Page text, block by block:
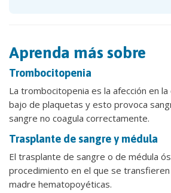
Aprenda más sobre
Trombocitopenia
La trombocitopenia es la afección en
bajo de plaquetas y esto provoca
sangre no coagula correctamente.
Trasplante de sangre y médula
El trasplante de sangre o de médula
procedimiento en el que se
madre hematopoyéticas.